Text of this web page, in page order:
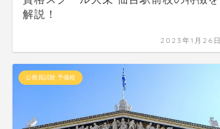
解説！
2023年1月26日
公務員試験 予備校